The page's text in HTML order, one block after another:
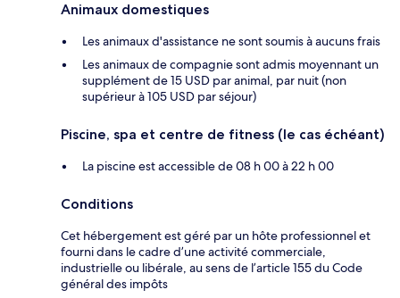
Animaux domestiques
Les animaux d'assistance ne sont soumis à aucuns frais
Les animaux de compagnie sont admis moyennant un
supplément de 15 USD par animal, par nuit (non
supérieur à 105 USD par séjour)
Piscine, spa et centre de fitness (le cas échéant)
La piscine est accessible de 08 h 00 à 22 h 00
Conditions
Cet hébergement est géré par un hôte professionnel et
fourni dans le cadre d’une activité commerciale,
industrielle ou libérale, au sens de l’article 155 du Code
général des impôts